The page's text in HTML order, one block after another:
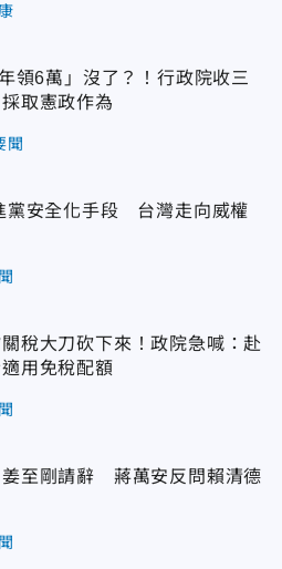
領6萬」沒了？！行政院收三
取憲政作為
聞
黨安全化手段 台灣走向威權
稅大刀砍下來！政院急喊：赴
用免稅配額
姜至剛請辭 蔣萬安反問賴清德